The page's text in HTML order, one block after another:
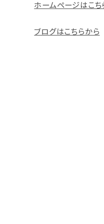
ホームページはこち
ブログはこちらから